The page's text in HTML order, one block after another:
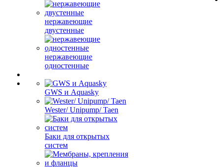
нержавеющие
двустенные
нержавеющие
одностенные
GWS и Aquasky
Wester/ Unipump/ Taen
Баки для открытых
систем